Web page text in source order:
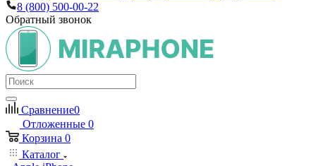
8 (800) 500-00-22
Обратный звонок
Сравнение0
Отложенные 0
Корзина 0
Каталог